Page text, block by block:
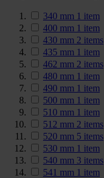
340 mm 1 item
400 mm 1 item
430 mm 2 items
435 mm 1 item
462 mm 2 items
480 mm 1 item
490 mm 1 item
500 mm 1 item
510 mm 1 item
512 mm 2 items
520 mm 5 items
530 mm 1 item
540 mm 3 items
541 mm 1 item